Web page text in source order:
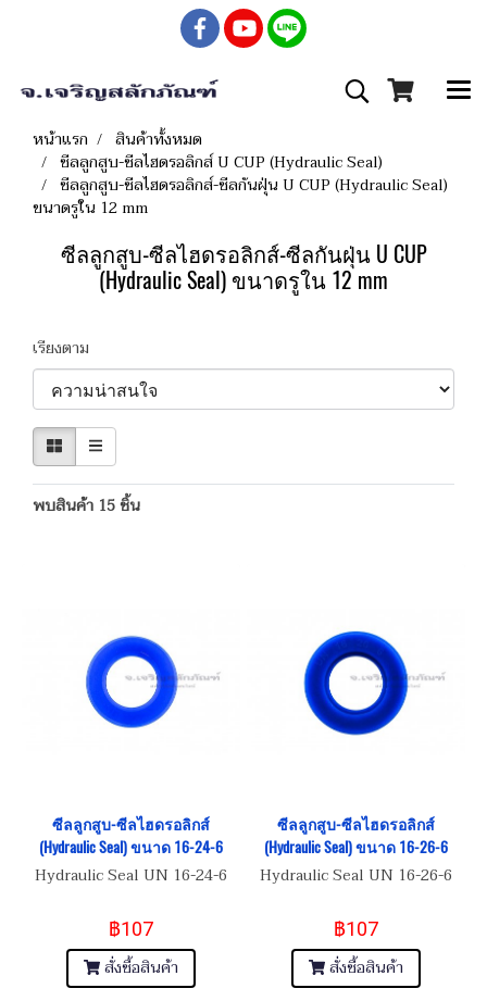
หน้าแรก
สินค้าทั้งหมด
ซีลลูกสูบ-ซีลไฮดรอลิกส์ U CUP (Hydraulic Seal)
ซีลลูกสูบ-ซีลไฮดรอลิกส์-ซีลกันฝุ่น U CUP (Hydraulic Seal)
ขนาดรูใน 12 mm
ซีลลูกสูบ-ซีลไฮดรอลิกส์-ซีลกันฝุ่น U CUP
(Hydraulic Seal) ขนาดรูใน 12 mm
เรียงตาม
พบสินค้า 15 ชิ้น
ซีลลูกสูบ-ซีลไฮดรอลิกส์
(Hydraulic Seal) ขนาด 16-24-6
Hydraulic Seal UN 16-24-6
฿107
สั่งซื้อสินค้า
ซีลลูกสูบ-ซีลไฮดรอลิกส์
(Hydraulic Seal) ขนาด 16-26-6
Hydraulic Seal UN 16-26-6
฿107
สั่งซื้อสินค้า